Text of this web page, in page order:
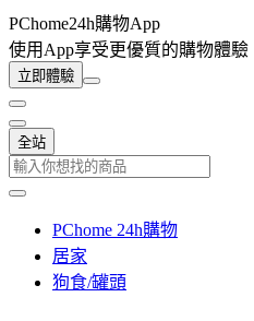
PChome24h購物App
使用App享受更優質的購物體驗
立即體驗
全站
PChome 24h購物
居家
狗食/罐頭